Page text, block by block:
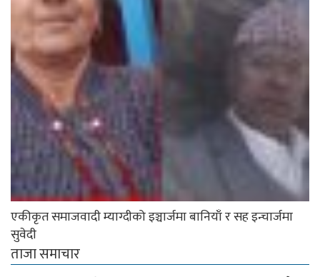
एकीकृत समाजवादी म्याग्दीको इञ्चार्जमा बानियाँ र सह इन्चार्जमा
सुवेदी
ताजा समाचार